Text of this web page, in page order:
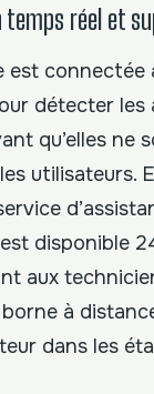
temps réel et
est connectée
détecter les
qu’elles ne
utilisateurs.
disponible
aux
à
dans les